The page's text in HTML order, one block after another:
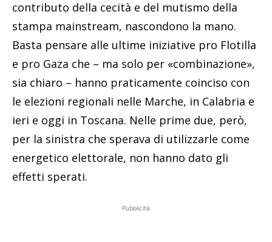
contributo della cecità e del mutismo della
stampa mainstream, nascondono la mano.
Basta pensare alle ultime iniziative pro Flotilla
e pro Gaza che – ma solo per «combinazione»,
sia chiaro – hanno praticamente coinciso con
le elezioni regionali nelle Marche, in Calabria e
ieri e oggi in Toscana. Nelle prime due, però,
per la sinistra che sperava di utilizzarle come
energetico elettorale, non hanno dato gli
effetti sperati.
Pubblicità